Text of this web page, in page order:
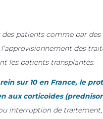
patients comme par
des
les patients transplantés.
sur 10 en France, le
aux corticoïdes
interruption de